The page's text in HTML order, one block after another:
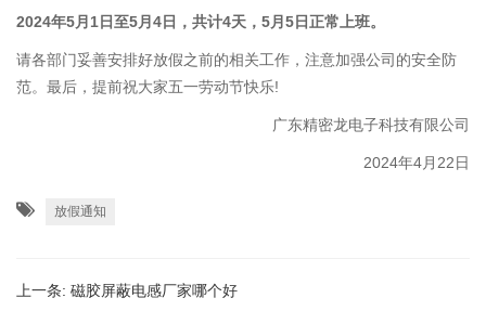
2024年5月1日至5月4日，共计4天，5月5日正常上班。
请各部门妥善安排好放假之前的相关工作，注意加强公司的安全防
范。最后，提前祝大家五一劳动节快乐!
广东精密龙电子科技有限公司
2024年4月22日
放假通知
上一条: 磁胶屏蔽电感厂家哪个好